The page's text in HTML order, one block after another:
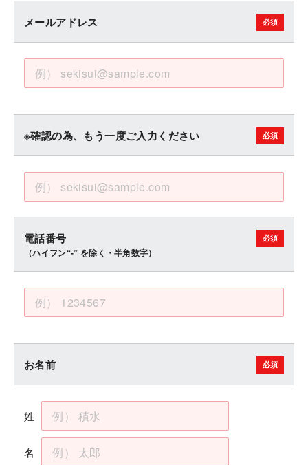
メールアドレス
※確認の為、もう一度ご入力ください
電話番号
（ハイフン“-” を除く・半角数字）
お名前
姓
名